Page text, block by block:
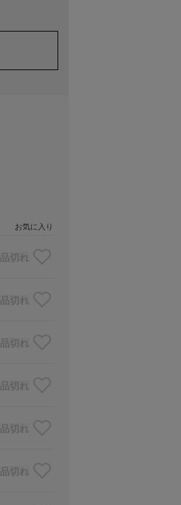
お気に入り
品切れ
品切れ
品切れ
品切れ
品切れ
品切れ